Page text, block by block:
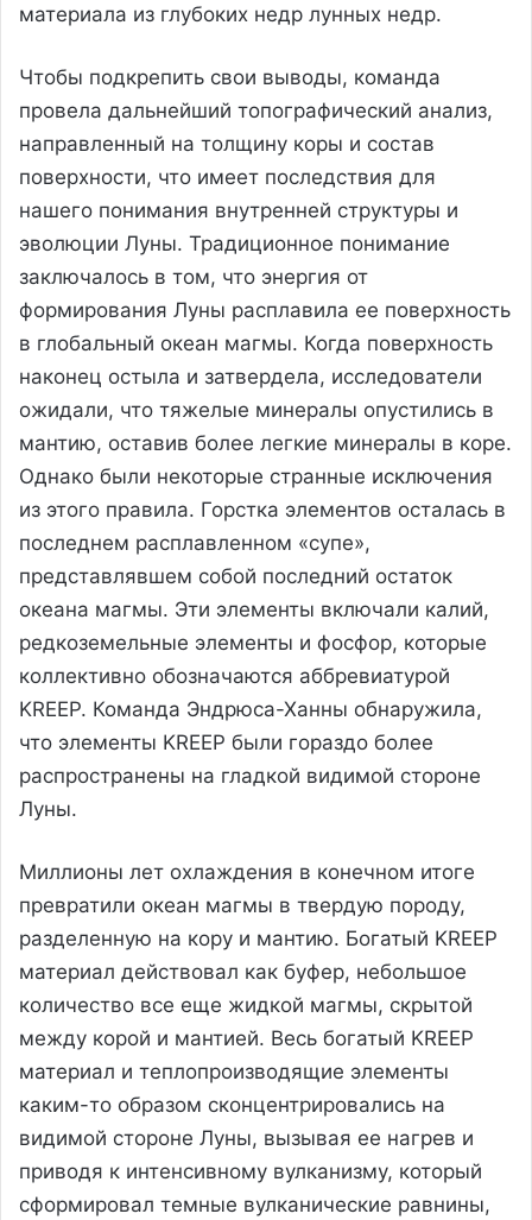
материала из глубоких недр лунных недр.
Чтобы подкрепить свои выводы, команда
провела дальнейший топографический анализ,
направленный на толщину коры и состав
поверхности, что имеет последствия для
нашего понимания внутренней структуры и
эволюции Луны. Традиционное понимание
заключалось в том, что энергия от
формирования Луны расплавила ее поверхность
в глобальный океан магмы. Когда поверхность
наконец остыла и затвердела, исследователи
ожидали, что тяжелые минералы опустились в
мантию, оставив более легкие минералы в коре.
Однако были некоторые странные исключения
из этого правила. Горстка элементов осталась в
последнем расплавленном «супе»,
представлявшем собой последний остаток
океана магмы. Эти элементы включали калий,
редкоземельные элементы и фосфор, которые
коллективно обозначаются аббревиатурой
KREEP. Команда Эндрюса-Ханны обнаружила,
что элементы KREEP были гораздо более
распространены на гладкой видимой стороне
Луны.
Миллионы лет охлаждения в конечном итоге
превратили океан магмы в твердую породу,
разделенную на кору и мантию. Богатый KREEP
материал действовал как буфер, небольшое
количество все еще жидкой магмы, скрытой
между корой и мантией. Весь богатый KREEP
материал и теплопроизводящие элементы
каким-то образом сконцентрировались на
видимой стороне Луны, вызывая ее нагрев и
приводя к интенсивному вулканизму, который
сформировал темные вулканические равнины,